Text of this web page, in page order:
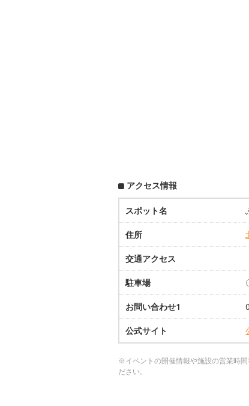
アクセス情報
スポット名
住所
交通アクセス
駐車場
お問い合わせ1
公式サイト
※イベントの開催情報や施設の営業時
ださい。